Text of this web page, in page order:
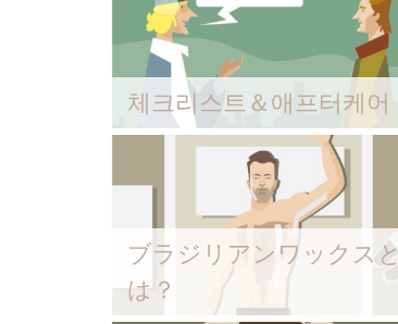
체크리스트＆애프터케어
ブラジリアンワックスと
は？